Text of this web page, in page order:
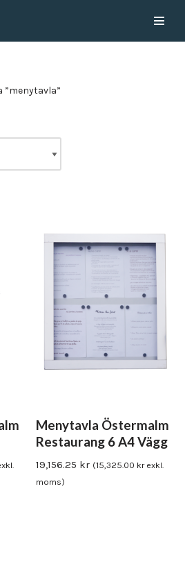
Menytavla Östermalm
Restaurang 6 A4 Vägg
19,156.25 kr (15,325.00 krexkl.
moms)